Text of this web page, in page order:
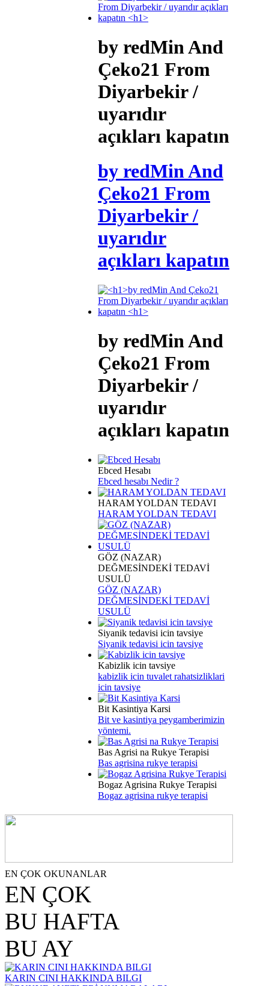
by redMin And
Çeko21 From
Diyarbekir /
uyarıdır
açıkları kapatın
by redMin And
Çeko21 From
Diyarbekir /
uyarıdır
açıkları kapatın
by redMin And
Çeko21 From
Diyarbekir /
uyarıdır
açıkları kapatın
Ebced Hesabı
Ebced hesabı Nedir ?
HARAM YOLDAN TEDAVI
HARAM YOLDAN TEDAVI
GÖZ (NAZAR)
DEĞMESİNDEKİ TEDAVİ
USULÜ
GÖZ (NAZAR)
DEĞMESİNDEKİ TEDAVİ
USULÜ
Siyanik tedavisi icin tavsiye
Siyanik tedavisi icin tavsiye
Kabizlik icin tavsiye
kabizlik icin tuvalet rahatsizliklari
icin tavsiye
Bit Kasintiya Karsi
Bit ve kasintiya peygamberimizin
yöntemi.
Bas Agrisi na Rukye Terapisi
Bas agrisina rukye terapisi
Bogaz Agrisina Rukye Terapisi
Bogaz agrisina rukye terapisi
EN ÇOK OKUNANLAR
EN ÇOK
BU HAFTA
BU AY
KARIN CINI HAKKINDA BILGI